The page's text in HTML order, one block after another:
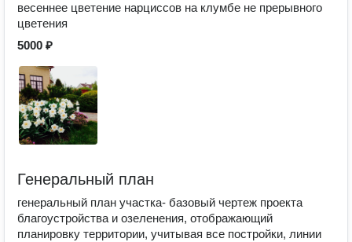
весеннее цветение нарциссов на клумбе не прерывного
цветения
5000 ₽
Генеральный план
генеральный план участка- базовый чертеж проекта
благоустройства и озеленения, отображающий
планировку территории, учитывая все постройки, линии